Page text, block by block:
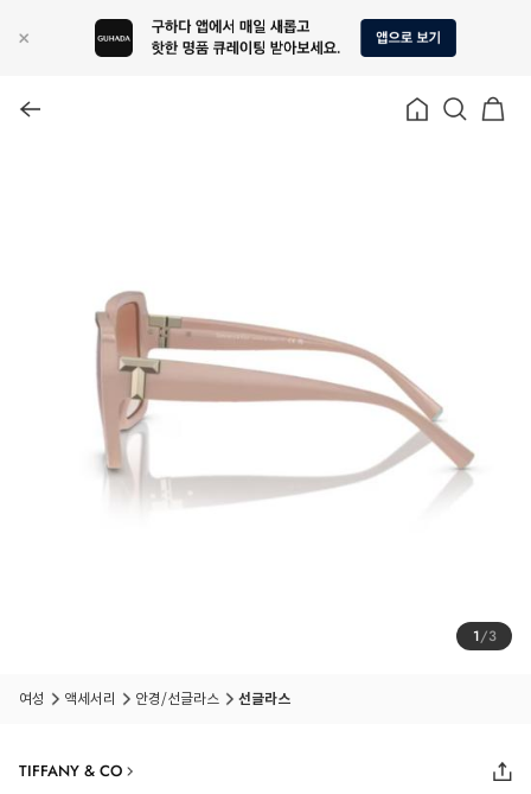
1/3
여성 액세서리 안경/선글라스 선글라스
TIFFANY & CO